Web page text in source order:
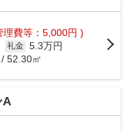
理費等：5,000円 )
礼金 5.3万円
52.30㎡
A